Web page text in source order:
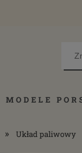
MODELE
» Układ paliwowy